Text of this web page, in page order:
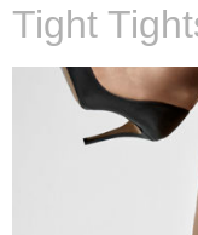
Tight